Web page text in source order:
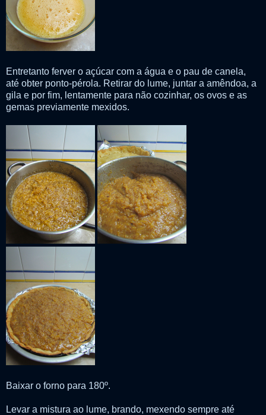
Entretanto ferver o açúcar com a água e o pau de canela,
até obter ponto-pérola. Retirar do lume, juntar a amêndoa, a
gila e por fim, lentamente para não cozinhar, os ovos e as
gemas previamente mexidos.
Baixar o forno para 180º.
Levar a mistura ao lume, brando, mexendo sempre até